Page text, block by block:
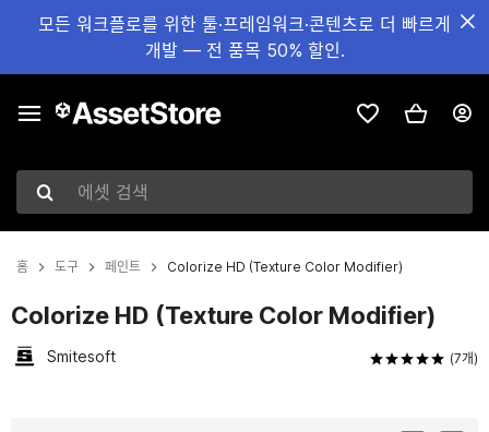
모든 워크플로를 위한 툴·프레임워크·콘텐츠로 더 빠르게
개발 — 전 품목 50% 할인.
에셋 검색
홈 도구 페인트 Colorize HD (Texture Color Modifier)
Colorize HD (Texture Color Modifier)
Smitesoft (7개)